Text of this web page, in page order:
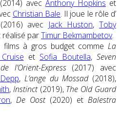
avec Anthony Hopkins et
Christian Bale. Il joue le rôle d’
avec Jack Huston, Toby
réalisé parTimur Bekmambetov.
à gros budget comme La
et Sofia Boutella, Seven
l’Orient-Express(2017) avec
, L’ange du Mossad(2018),
, Instinct(2019), The Old Guard
, De Oost(2020) et Balestra